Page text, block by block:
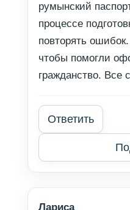
румынский
процессе
повторять
чтобы помогли
гражданство. Все
Ответить
Лариса